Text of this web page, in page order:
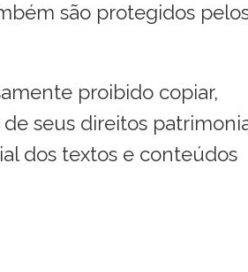
são protegidos
proibido copiar,
seus direitos
dos textos e conteúdos